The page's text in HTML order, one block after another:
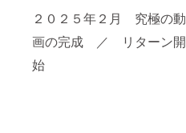
２０２５年２月 究極の動
画の完成 ／ リターン開
始